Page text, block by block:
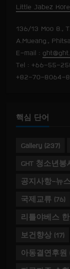
Little Jabez
136/13 Moo 8.,
A.Mueang.,
E-mail :
Tel : +66-55-
+82-70-8064-
핵심 단어
Gallery (237)
GHT 청소년봉
공지사항-뉴스
국제교류 (76)
리틀야베스
보건향상 (17)
아동결연후원